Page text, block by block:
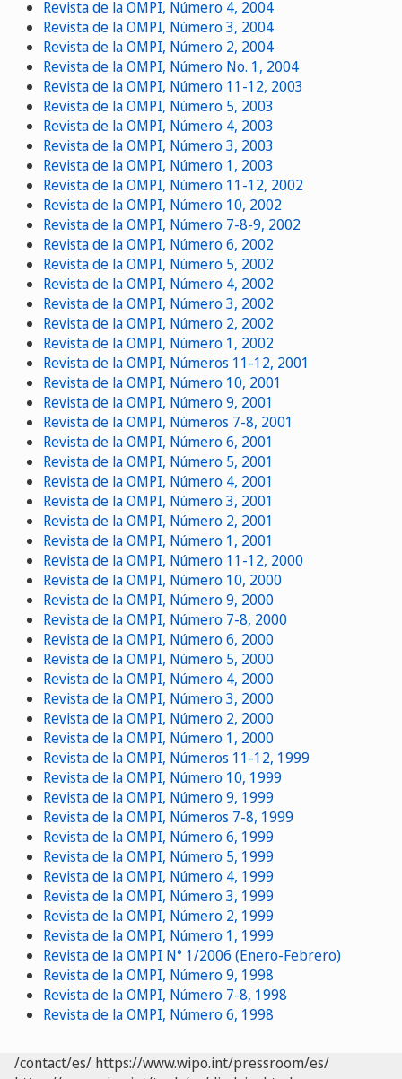
Revista de la OMPI, Número 4, 2004
Revista de la OMPI, Número 3, 2004
Revista de la OMPI, Número 2, 2004
Revista de la OMPI, Número No. 1, 2004
Revista de la OMPI, Número 11-12, 2003
Revista de la OMPI, Número 5, 2003
Revista de la OMPI, Número 4, 2003
Revista de la OMPI, Número 3, 2003
Revista de la OMPI, Número 1, 2003
Revista de la OMPI, Número 11-12, 2002
Revista de la OMPI, Número 10, 2002
Revista de la OMPI, Número 7-8-9, 2002
Revista de la OMPI, Número 6, 2002
Revista de la OMPI, Número 5, 2002
Revista de la OMPI, Número 4, 2002
Revista de la OMPI, Número 3, 2002
Revista de la OMPI, Número 2, 2002
Revista de la OMPI, Número 1, 2002
Revista de la OMPI, Números 11-12, 2001
Revista de la OMPI, Número 10, 2001
Revista de la OMPI, Número 9, 2001
Revista de la OMPI, Números 7-8, 2001
Revista de la OMPI, Número 6, 2001
Revista de la OMPI, Número 5, 2001
Revista de la OMPI, Número 4, 2001
Revista de la OMPI, Número 3, 2001
Revista de la OMPI, Número 2, 2001
Revista de la OMPI, Número 1, 2001
Revista de la OMPI, Número 11-12, 2000
Revista de la OMPI, Número 10, 2000
Revista de la OMPI, Número 9, 2000
Revista de la OMPI, Número 7-8, 2000
Revista de la OMPI, Número 6, 2000
Revista de la OMPI, Número 5, 2000
Revista de la OMPI, Número 4, 2000
Revista de la OMPI, Número 3, 2000
Revista de la OMPI, Número 2, 2000
Revista de la OMPI, Número 1, 2000
Revista de la OMPI, Números 11-12, 1999
Revista de la OMPI, Número 10, 1999
Revista de la OMPI, Número 9, 1999
Revista de la OMPI, Números 7-8, 1999
Revista de la OMPI, Número 6, 1999
Revista de la OMPI, Número 5, 1999
Revista de la OMPI, Número 4, 1999
Revista de la OMPI, Número 3, 1999
Revista de la OMPI, Número 2, 1999
Revista de la OMPI, Número 1, 1999
Revista de la OMPI N° 1/2006 (Enero-Febrero)
Revista de la OMPI, Número 9, 1998
Revista de la OMPI, Número 7-8, 1998
Revista de la OMPI, Número 6, 1998
/contact/es/ https://www.wipo.int/pressroom/es/